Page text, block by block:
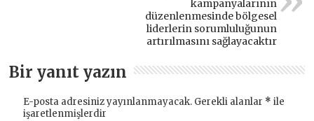
kampanyalarının
düzenlenmesinde bölgesel
liderlerin sorumluluğunun
artırılmasını sağlayacaktır
Bir yanıt yazın
E-posta adresiniz yayınlanmayacak. Gerekli alanlar * ile
işaretlenmişlerdir